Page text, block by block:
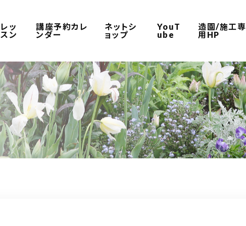
レッ
スン
講座予約カレ
ンダー
ネットシ
ョップ
YouT
ube
造園/施工専
用HP